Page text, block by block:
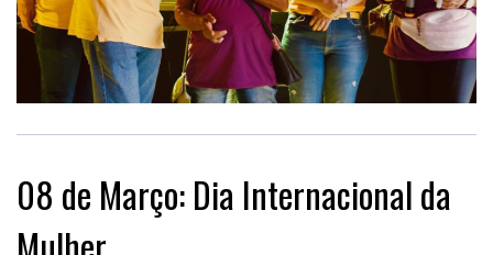
08 de Março: Dia Internacional da